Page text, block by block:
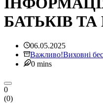
БАТЬКІВ
06.05.2025
Важливо!Виховні
0 mins
0
(0)